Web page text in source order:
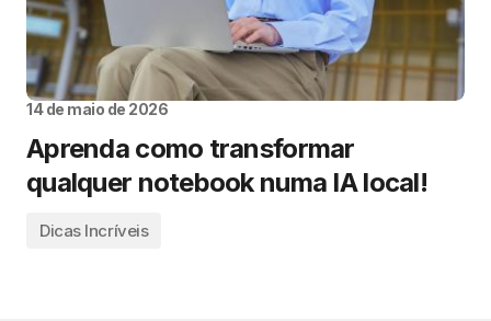
14 de maio de 2026
Aprenda como transformar
qualquer notebook numa IA local!
Dicas Incríveis